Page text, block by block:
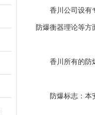
香川公司设有专
防爆衡器理论等
香川所有的防爆
防爆标志：本安